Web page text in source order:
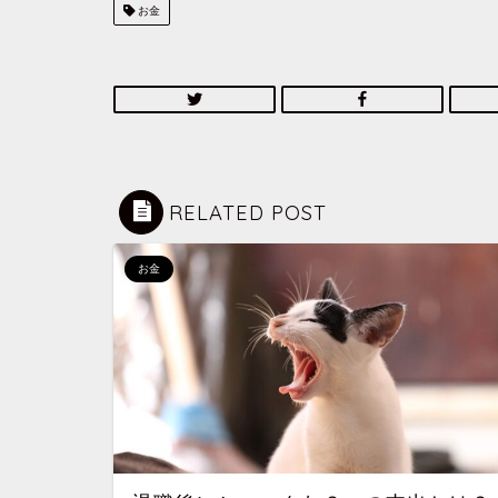
お金
RELATED POST
お金